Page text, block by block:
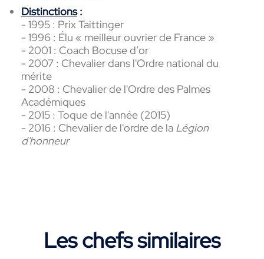
Distinctions:
- 1995 : Prix Taittinger
- 1996 : Élu « meilleur ouvrier de France »
- 2001 : Coach Bocuse d’or
- 2007 : Chevalier dans l'Ordre national du
mérite
- 2008 : Chevalier de l'Ordre des Palmes
Académiques
- 2015 : Toque de l'année (2015)
- 2016 : Chevalier de l'ordre de la Légion
d'honneur
Les chefs similaires